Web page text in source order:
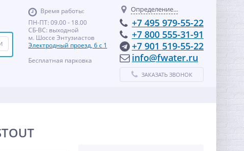
Время работы:
ПН-ПТ: 09.00 - 18.00
СБ-ВС: выходной
м. Шоссе Энтузиастов
Электродный проезд, 6 с 1
Бесплатная парковка
Определение...
+7 495 979-55-22
+7 800 555-31-91
+7 901 519-55-22
info@fwater.ru
ЗАКАЗАТЬ ЗВОНОК